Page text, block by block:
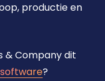
productie en
& Company dit
?